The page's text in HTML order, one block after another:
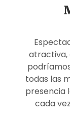
atractiva,
todas las
presencia
cada